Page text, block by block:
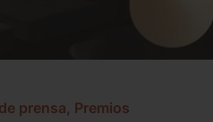
prensa, Premios